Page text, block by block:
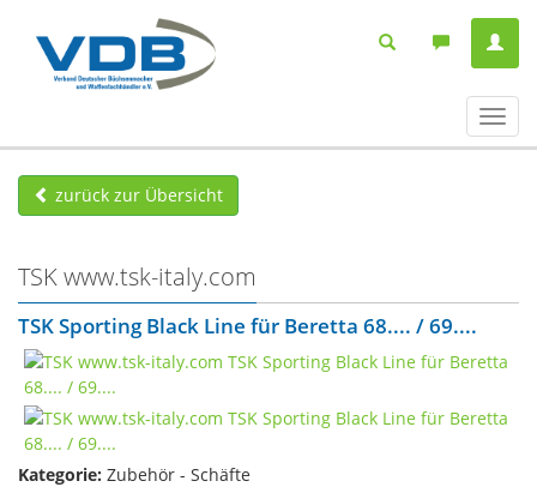
ein-/
zurück zur Übersicht
TSK www.tsk-italy.com
TSK Sporting Black Line für Beretta 68.... / 69....
Kategorie: Zubehör - Schäfte